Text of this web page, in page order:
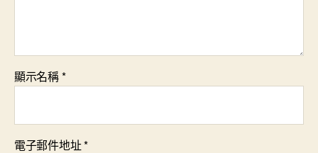
顯示名稱*
電子郵件地址*